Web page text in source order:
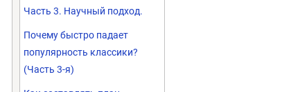
Часть 3. Научный подход.
Почему быстро падает
популярность классики?
(Часть 3-я)